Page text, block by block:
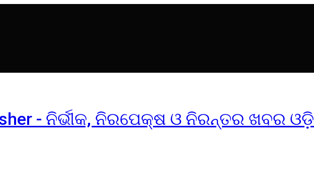
- ନିର୍ଭୀକ, ନିରପେକ୍ଷ ଓ ନିରନ୍ତର ଖବର